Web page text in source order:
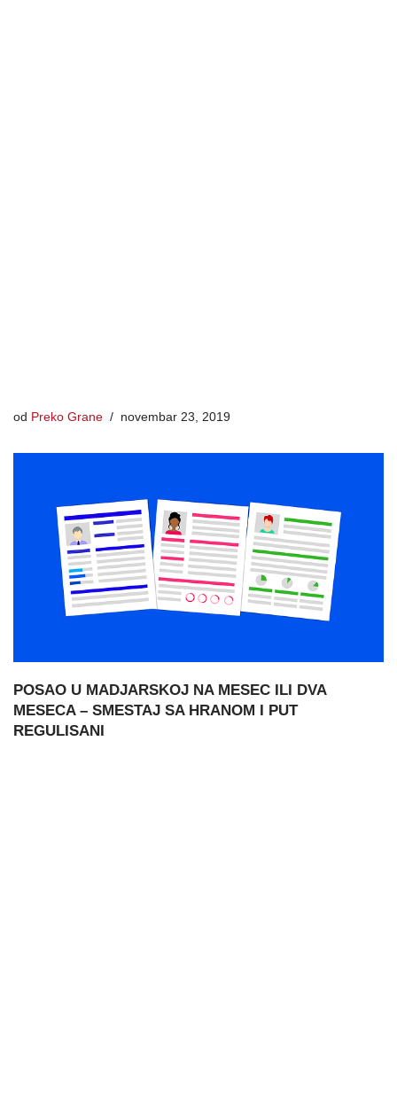
od Preko Grane novembar 23, 2019
POSAO U MADJARSKOJ NA MESEC ILI DVA
MESECA – SMESTAJ SA HRANOM I PUT
REGULISANI